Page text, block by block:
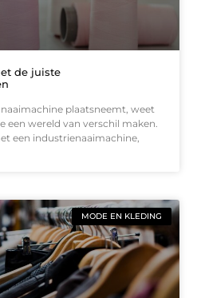
de juiste
plaatsneemt, weet
wereld van verschil maken.
een industrienaaimachine,
MODE EN KLEDING